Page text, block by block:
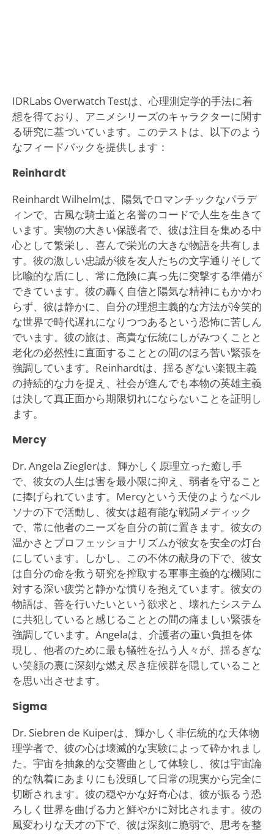
IDRLabs Overwatch Testは、心理測定学的手法に着
想を得ており、アニメシリーズのキャラクターに関す
る研究に基づいています。このテストは、以下のよう
なフィードバックを提供します：
Reinhardt
Reinhardt Wilhelmは、陽気でロマンチックなパラデ
ィンで、古風な騎士道と名誉のコードで人生を生きて
います。実物の大きい保護者で、彼は注目を集める中
心として繁栄し、喜んで栄光の大きな物語を共有しま
す。彼の激しい忠誠が彼を友人たちの文字通りそして
比喩的な盾にし、常に危険に真っ先に突撃する準備が
できています。彼の轟く自信と陽気な精神にもかかわ
らず、彼は静かに、自分の理想主義的な方法が冷笑的
な世界で時代遅れになりつつあるという恐怖に苦しん
でいます。彼の旅は、高貴な伝統にしがみつくことと
老化の必然性に直面することとの間のほろ苦い緊張を
強調しています。Reinhardtは、揺るぎない楽観主義
の持続的な力を捉え、社会が進んでも本物の英雄主義
は決して真正面から期限切れにならないことを証明し
ます。
Mercy
Dr. Angela Zieglerは、輝かしく原理立った癒し手
で、彼女の人生は害を最小限に抑え、弱者を守ること
に捧げられています。Mercyという天使のようなペル
ソナの下で活動し、彼女は超有能な戦闘メディック
で、常に他者のニーズを自分の前に置きます。彼女の
温かさとプロフェッショナリズムが彼女を安全の灯台
にしています。しかし、この不休の献身の下で、彼女
は自分の命を救う研究を搾取する軍事主義的な機関に
対する深い疲労と静かな憤りを抱えています。彼女の
物語は、善を行いたいという欲求と、壊れたシステム
に共犯していると感じることとの間の痛ましい緊張を
強調しています。Angelaは、介護者の重い負担を体
現し、他者のために最も犠牲を払う人々が、揺るぎな
い笑顔の裏に深刻な燃え尽き症候群を隠していること
を思い出させます。
Sigma
Dr. Siebren de Kuiperは、輝かしく非伝統的な天体物
理学者で、彼の心は壊滅的な実験によって砕かれまし
た。宇宙を抽象的な交響曲として体験し、彼は宇宙論
的な執着にあまりにも没頭して日常の現実から完全に
切断されます。彼の穏やかな好奇心は、彼が振るう恐
ろしく世界を曲げる力と鮮やかに対比されます。彼の
風変わりな天才の下で、彼は深刻に脆弱で、思考を整